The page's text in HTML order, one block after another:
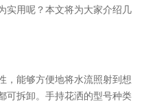
实用呢？本文将为大家介绍几
，能够方便地将水流照射到想
可拆卸。手持花洒的型号种类